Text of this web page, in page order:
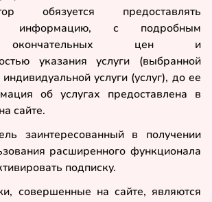
обязуется предоставлять
информацию, с подробным
окончательных цен и
указания услуги (выбранной
услуги (услуг), до ее
об услугах предоставлена в
сайте.
заинтересованный в получении
расширенного функционала
подписку.
совершенные на сайте, являются